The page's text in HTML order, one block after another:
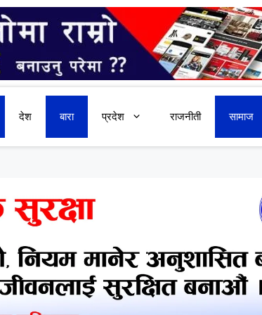
देश बारा प्रदेश राजनीती सामाज